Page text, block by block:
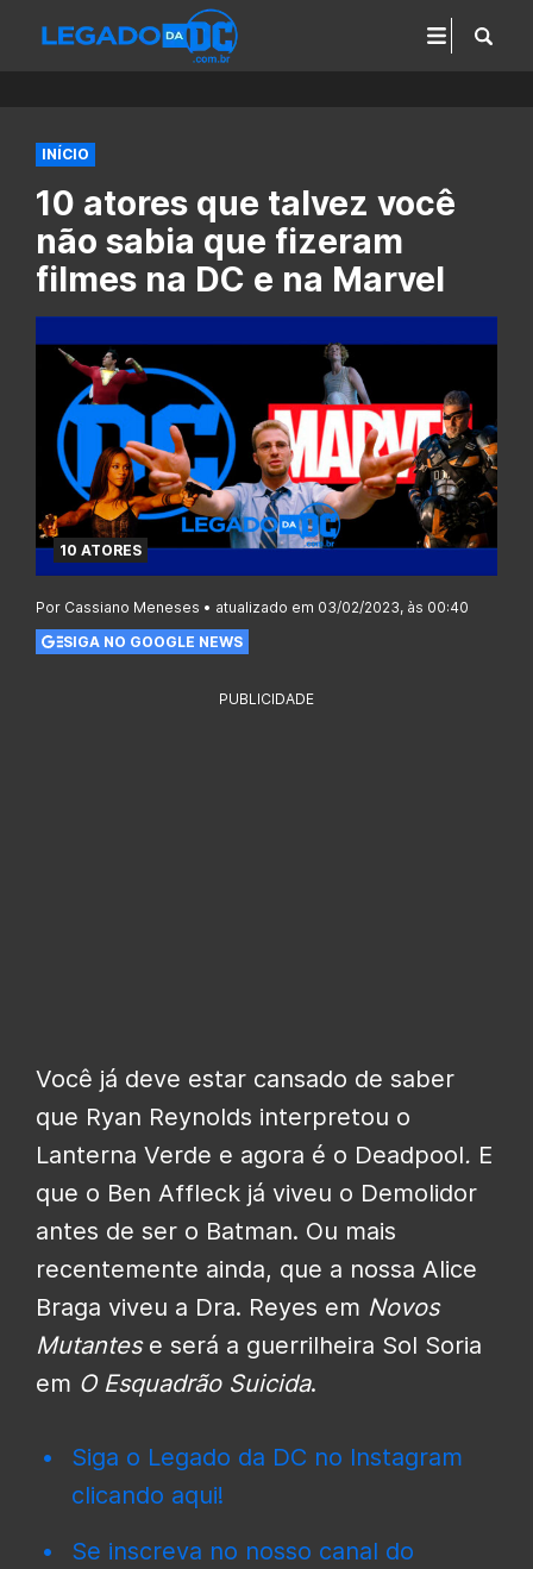
INÍCIO
10 atores que talvez você
não sabia que fizeram
filmes na DC e na Marvel
10 ATORES
Por Cassiano Meneses • atualizado em 03/02/2023, às 00:40
SIGA NO GOOGLE NEWS
PUBLICIDADE
Você já deve estar cansado de saber
que Ryan Reynolds interpretou o
Lanterna Verde e agora é o Deadpool. E
que o Ben Affleck já viveu o Demolidor
antes de ser o Batman. Ou mais
recentemente ainda, que a nossa Alice
Braga viveu a Dra. Reyes em Novos
Mutantese será a guerrilheira Sol Soria
em O Esquadrão Suicida.
Siga o Legado da DC no Instagram
clicando aqui!
Se inscreva no nosso canal do